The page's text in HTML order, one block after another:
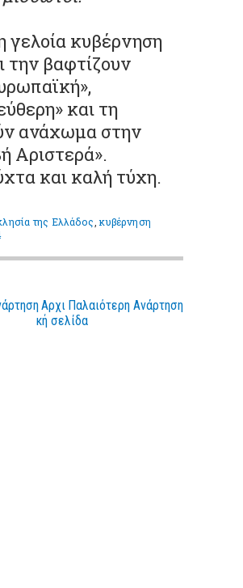
γελοία κυβέρνηση
την βαφτίζουν
και τη
ανάχωμα στην
Αριστερά».
και καλή τύχη.
της Ελλάδος ,κυβέρνηση
Παλαιότερη Ανάρτηση
Αρχι
κή σελίδα